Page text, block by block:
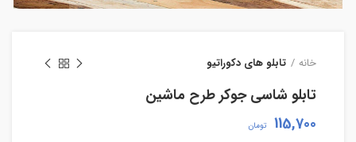
خانه تابلو های دکوراتیو
تابلو شاسی جوکر طرح ماشین
115,700
تومان